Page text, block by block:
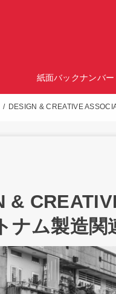
紙面バックナンバー
DESIGN & CREATIVE
&
ナム製造関